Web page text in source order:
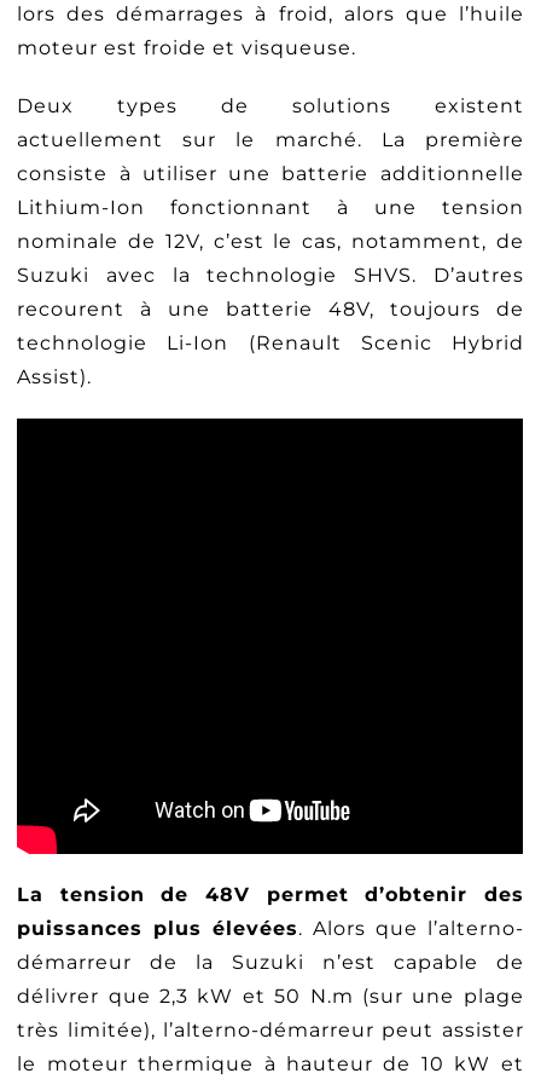
lors des démarrages à froid, alors que l’huile
moteur est froide et visqueuse.
Deux types de solutions existent
actuellement sur le marché. La première
consiste à utiliser une batterie additionnelle
Lithium-Ion fonctionnant à une tension
nominale de 12V, c’est le cas, notamment, de
Suzuki avec la technologie SHVS. D’autres
recourent à une batterie 48V, toujours de
technologie Li-Ion (Renault Scenic Hybrid
Assist).
La tension de 48V permet d’obtenir des
puissances plus élevées. Alors que l’alterno-
démarreur de la Suzuki n’est capable de
délivrer que 2,3 kW et 50 N.m (sur une plage
très limitée), l’alterno-démarreur peut assister
le moteur thermique à hauteur de 10 kW et